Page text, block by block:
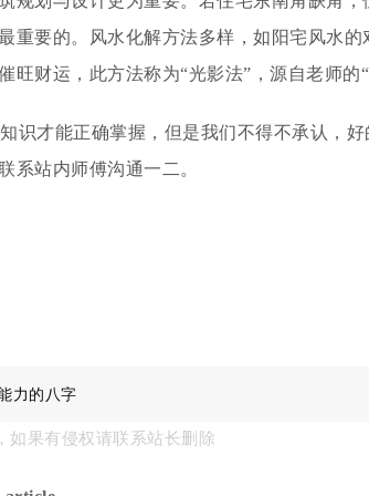
重要的。风水化解方法多样，如阳宅风水的
财运，此方法称为“光影法”，源自老师的“
识才能正确掌握，但是我们不得不承认，
系站内师傅沟通一二。
力的八字
如果有侵权请联系站长删除